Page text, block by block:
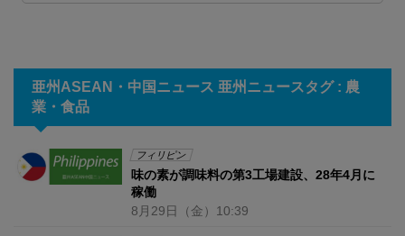
亜州ASEAN・中国ニュース 亜州ニュースタグ : 農
業・食品
フィリピン
味の素が調味料の第3工場建設、28年4月に
稼働
8月29日 （金） 10:39